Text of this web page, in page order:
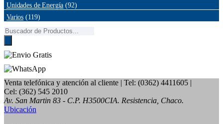
Unidades de Energía (92)
Varios (119)
Búsqueda
de
productos
Venta telefónica y atención al cliente | Tel: (0362) 4411605 |
Cel: (362) 545 2010
Av. San Martin 83 - C.P. H3500CIA. Resistencia, Chaco.
Ubicación